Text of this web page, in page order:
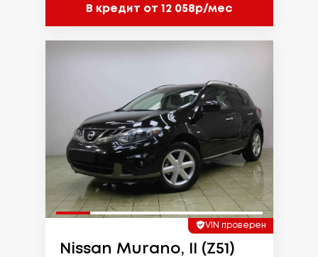
В кредит от 12 058р/мес
VIN проверен
Nissan Murano, II (Z51)